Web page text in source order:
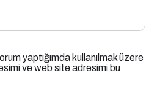
yaptığımda kullanılmak üzere
ve web site adresimi bu